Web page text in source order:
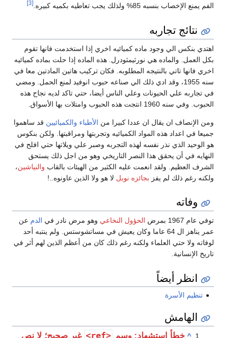
الفم يمنع الإخصاب بنسبه 85% ولذلك يجب تعاطيه بكميه كبيره. [3]
نتائج تجاربه
اهتدي بنكس الي وجود ماده كميائيه اخري إذا استخدمت فانها تقوم
بكل العمل. والماده هي نورثيمثودرل. هذه الماده إذا حلت بماده كميائيه
اخري فانها تاتي بالنتيجه المطلوبه. فكان تركيب هاتين المادتين معا في
سنه 1955، وقد ادي ذلك الي صناعه حبوب انوفيد لمنع الحمل. ومضي
في تجاربه علي الحيونات وعلي الناس أيضا، حتي تاكد لديه نجاح هذه
الحبوب. وفي سنه 1960 انتجت هذه الحبوب وامتلات بها الأسواق.
ومن الإنصاف ان يقال ان عددا كبيرا من الأطباء والكميائيين قد ساهموا
جميعا في اعداد هذه المواد الكميائيه وتجربتها ومراقبتها. ولكن بنكوس
هو الوحيد الذي نذر نفسه لهذه التجربه وصبر علي ويلاتها حتي افلح في
النهايه في أن يحقق هذا النصر التاريخي وهو من اجل ذلك يستحق
الشرف العظيم. ولقد انعمت عليه الكثير من الهيئات بالقاب والنياشين،
ولكنه رغم ذلك لم يفز بجائزه نوبل لا هو ولا الذين عاونوه..!
وفاته
توفي عام 1967 بمرض الحؤول النخاعي وهو مرض نادر في الدم عن
عمر يناهز ال 64 عاما وكان يعيش في مساتشوستس. ولم ينتبه أحد
لوفاته ولا حتي العلماء ولكنه رغم ذلك كان من أعظم الذين لهم أثر في
تاريخ الإنسانية.
انظر أيضاً
تنظيم الأسرة
الهامش
^ خطأ استشهاد: وسم <ref>
غير صحيح؛ لا نص